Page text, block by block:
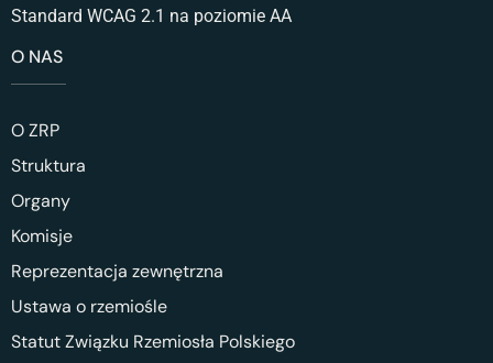
Standard WCAG 2.1 na poziomie AA
O NAS
O ZRP
Struktura
Organy
Komisje
Reprezentacja zewnętrzna
Ustawa o rzemiośle
Statut Związku Rzemiosła Polskiego